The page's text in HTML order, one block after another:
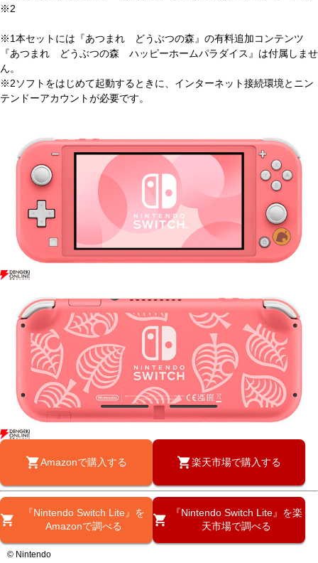
※2
※1本セットには『あつまれ どうぶつの森』の有料追加コンテンツ
『あつまれ どうぶつの森 ハッピーホームパラダイス』は付属しませ
ん。
※2ソフトをはじめて起動するときに、インターネット接続環境とニン
テンドーアカウントが必要です。
Amazonで購入する 楽天市場で購入する
『Nintendo Switch Lite』を
Amazonで調べる
『Nintendo Switch Lite』を楽
天市場で調べる
© Nintendo